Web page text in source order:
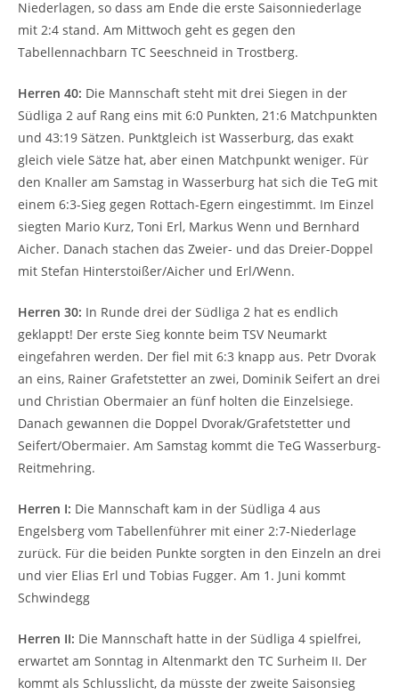
Niederlagen, so dass am Ende die erste Saisonniederlage
mit 2:4 stand. Am Mittwoch geht es gegen den
Tabellennachbarn TC Seeschneid in Trostberg.
Herren 40: Die Mannschaft steht mit drei Siegen in der
Südliga 2 auf Rang eins mit 6:0 Punkten, 21:6 Matchpunkten
und 43:19 Sätzen. Punktgleich ist Wasserburg, das exakt
gleich viele Sätze hat, aber einen Matchpunkt weniger. Für
den Knaller am Samstag in Wasserburg hat sich die TeG mit
einem 6:3-Sieg gegen Rottach-Egern eingestimmt. Im Einzel
siegten Mario Kurz, Toni Erl, Markus Wenn und Bernhard
Aicher. Danach stachen das Zweier- und das Dreier-Doppel
mit Stefan Hinterstoißer/Aicher und Erl/Wenn.
Herren 30: In Runde drei der Südliga 2 hat es endlich
geklappt! Der erste Sieg konnte beim TSV Neumarkt
eingefahren werden. Der fiel mit 6:3 knapp aus. Petr Dvorak
an eins, Rainer Grafetstetter an zwei, Dominik Seifert an drei
und Christian Obermaier an fünf holten die Einzelsiege.
Danach gewannen die Doppel Dvorak/Grafetstetter und
Seifert/Obermaier. Am Samstag kommt die TeG Wasserburg-
Reitmehring.
Herren I: Die Mannschaft kam in der Südliga 4 aus
Engelsberg vom Tabellenführer mit einer 2:7-Niederlage
zurück. Für die beiden Punkte sorgten in den Einzeln an drei
und vier Elias Erl und Tobias Fugger. Am 1. Juni kommt
Schwindegg
Herren II: Die Mannschaft hatte in der Südliga 4 spielfrei,
erwartet am Sonntag in Altenmarkt den TC Surheim II. Der
kommt als Schlusslicht, da müsste der zweite Saisonsieg